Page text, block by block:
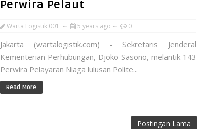
Perwira Pelaut
Warta Logistik 001 5 years ago 0
Jakarta (wartalogistik.com) - Sekretaris Jenderal
Kementerian Perhubungan, Djoko Sasono, melantik 143
Perwira Pelayaran Niaga lulusan Polite...
Read More
Postingan Lama